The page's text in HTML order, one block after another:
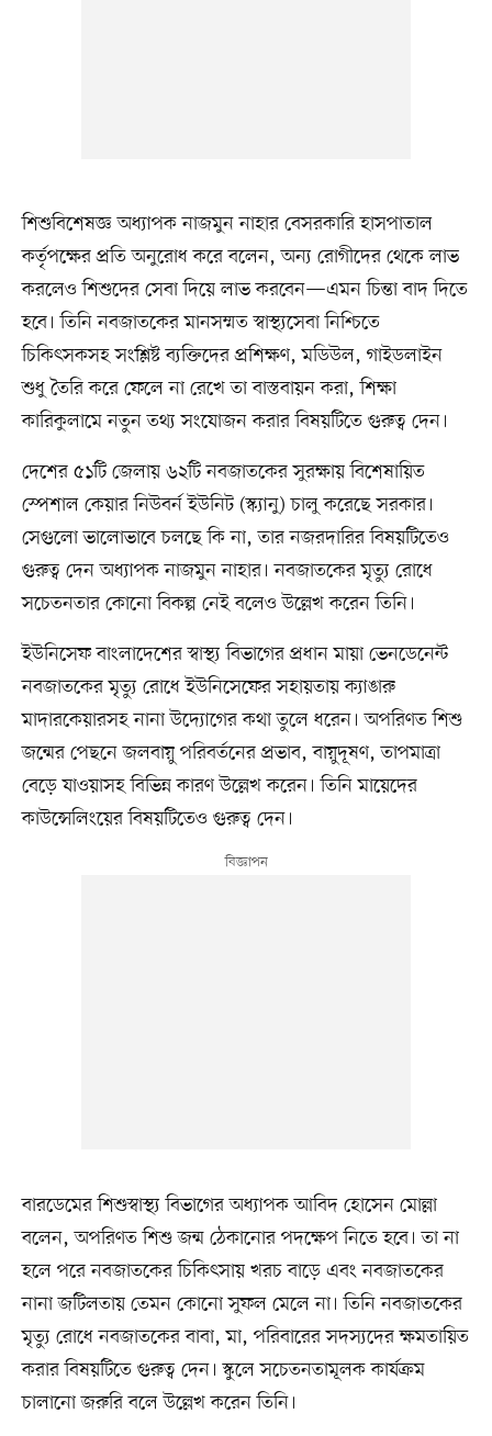
শিশুবিশেষজ্ঞ অধ্যাপক নাজমুন নাহার বেসরকারি হাসপাতাল
কর্তৃপক্ষের প্রতি অনুরোধ করে বলেন, অন্য রোগীদের থেকে লাভ
করলেও শিশুদের সেবা দিয়ে লাভ করবেন—এমন চিন্তা বাদ দিতে
হবে। তিনি নবজাতকের মানসম্মত স্বাস্থ্যসেবা নিশ্চিতে
চিকিৎসকসহ সংশ্লিষ্ট ব্যক্তিদের প্রশিক্ষণ, মডিউল, গাইডলাইন
শুধু তৈরি করে ফেলে না রেখে তা বাস্তবায়ন করা, শিক্ষা
কারিকুলামে নতুন তথ্য সংযোজন করার বিষয়টিতে গুরুত্ব দেন।
দেশের ৫১টি জেলায় ৬২টি নবজাতকের সুরক্ষায় বিশেষায়িত
স্পেশাল কেয়ার নিউবর্ন ইউনিট (স্ক্যানু) চালু করেছে সরকার।
সেগুলো ভালোভাবে চলছে কি না, তার নজরদারির বিষয়টিতেও
গুরুত্ব দেন অধ্যাপক নাজমুন নাহার। নবজাতকের মৃত্যু রোধে
সচেতনতার কোনো বিকল্প নেই বলেও উল্লেখ করেন তিনি।
ইউনিসেফ বাংলাদেশের স্বাস্থ্য বিভাগের প্রধান মায়া ভেনডেনেন্ট
নবজাতকের মৃত্যু রোধে ইউনিসেফের সহায়তায় ক্যাঙারু
মাদারকেয়ারসহ নানা উদ্যোগের কথা তুলে ধরেন। অপরিণত শিশু
জন্মের পেছনে জলবায়ু পরিবর্তনের প্রভাব, বায়ুদূষণ, তাপমাত্রা
বেড়ে যাওয়াসহ বিভিন্ন কারণ উল্লেখ করেন। তিনি মায়েদের
কাউন্সেলিংয়ের বিষয়টিতেও গুরুত্ব দেন।
বারডেমের শিশুস্বাস্থ্য বিভাগের অধ্যাপক আবিদ হোসেন মোল্লা
বলেন, অপরিণত শিশু জন্ম ঠেকানোর পদক্ষেপ নিতে হবে। তা না
হলে পরে নবজাতকের চিকিৎসায় খরচ বাড়ে এবং নবজাতকের
নানা জটিলতায় তেমন কোনো সুফল মেলে না। তিনি নবজাতকের
মৃত্যু রোধে নবজাতকের বাবা, মা, পরিবারের সদস্যদের ক্ষমতায়িত
করার বিষয়টিতে গুরুত্ব দেন। স্কুলে সচেতনতামূলক কার্যক্রম
চালানো জরুরি বলে উল্লেখ করেন তিনি।